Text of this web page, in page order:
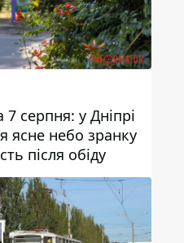
7 серпня: у Дніпрі
ясне небо зранку
після обіду